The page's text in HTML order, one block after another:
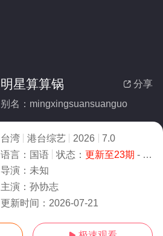
 分享
明星算算锅
别名：mingxingsuansuanguo
台湾 港台综艺 2026
7.0
语言： 国语 状态： 更新至23期 - 免费在线观看
导演： 未知
主演： 孙协志
更新时间： 2026-07-21